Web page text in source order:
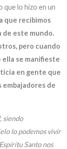
que lo hizo en un
que recibimos
de este mundo.
pero cuando
se manifieste
en gente que
embajadores de
siendo
lo podemos vivir
Santo nos